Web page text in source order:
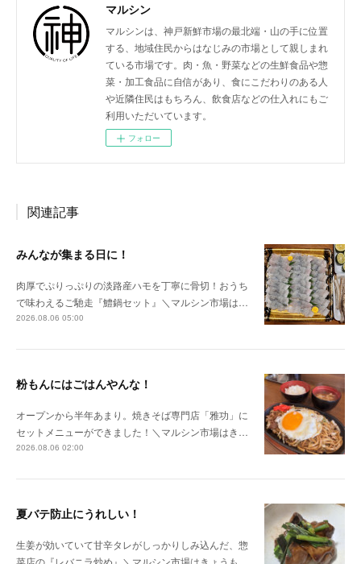
マルシン
マルシンは、神戸新鮮市場の最北端・山の手に位置
する、地域住民からはなじみの市場として親しまれ
ている市場です。肉・魚・野菜などの生鮮食品や惣
菜・加工食品に自信があり、食にこだわりのある人
や近隣住民はもちろん、飲食店などの仕入れにもご
利用いただいています。
フォロー
関連記事
みんなが集まる日に！
肉厚でぷりっぷりの淡路産ハモを丁寧に骨切！おうち
で味わえるご馳走『鱧鍋セット』＼マルシン市場は…
2026.08.06 05:00
粉もんにはごはんやんな！
オープンから半年あまり。焼きそば専門店「雅功」に
セットメニューができました！＼マルシン市場はき…
2026.08.06 02:00
夏バテ防止にうれしい！
生姜が効いていて甘辛タレがしっかりしみ込んだ、惣
菜店の『レバニラ炒め』＼マルシン市場はきょうも…